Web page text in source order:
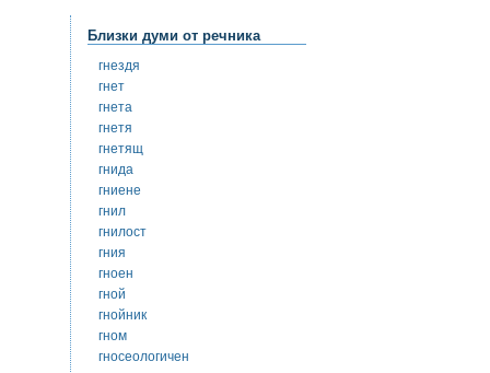
Близки думи от речника
гнездя
гнет
гнета
гнетя
гнетящ
гнида
гниене
гнил
гнилост
гния
гноен
гной
гнойник
гном
гносеологичен